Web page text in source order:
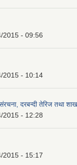
2015 - 09:56
2015 - 10:14
दरबन्दी तेरिज तथा
2015 - 12:28
2015 - 15:17